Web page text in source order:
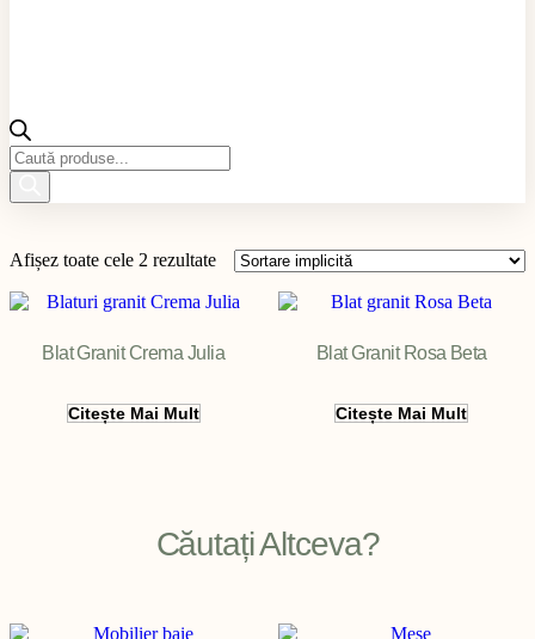
Products
search
Afișez toate cele 2 rezultate
Blat Granit Crema Julia
Citește Mai Mult
Blat Granit Rosa Beta
Citește Mai Mult
Căutați Altceva?